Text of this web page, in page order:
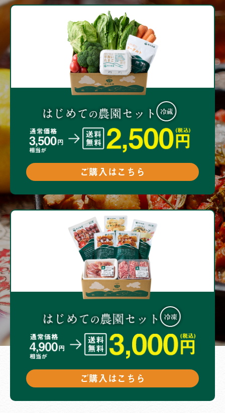
ご購入はこちら
ご購入はこちら